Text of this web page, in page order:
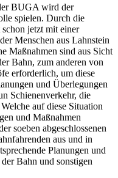
BUGA wird der
spielen. Durch die
jetzt mit einer
Menschen aus Lahnstein
Maßnahmen sind aus Sicht
Bahn, zum anderen von
erforderlich, um diese
und Überlegungen
Schienenverkehr, die
auf diese Situation
und Maßnahmen
soeben abgeschlossenen
aus und in
Planungen und
Bahn und sonstigen